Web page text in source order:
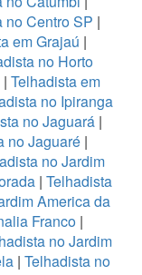
no Centro SP |
em Grajaú |
no Horto
| Telhadista em
no Ipiranga
no Jaguará |
no Jaguaré |
no Jardim
| Telhadista
America da
Franco|
no Jardim
| Telhadista no